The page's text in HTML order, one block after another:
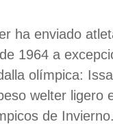
ha enviado
1964 a
olímpica:
welter ligero
de